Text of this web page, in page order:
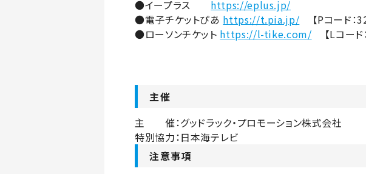
●イープラス https://eplus.jp/
●電子チケットぴあ https://t.pia.jp/ 【Pコード：
●ローソンチケット https://l-tike.com/ 【Lコード
主催
主 催：グッドラック・プロモーション株式会社
特別協力：日本海テレビ
注意事項